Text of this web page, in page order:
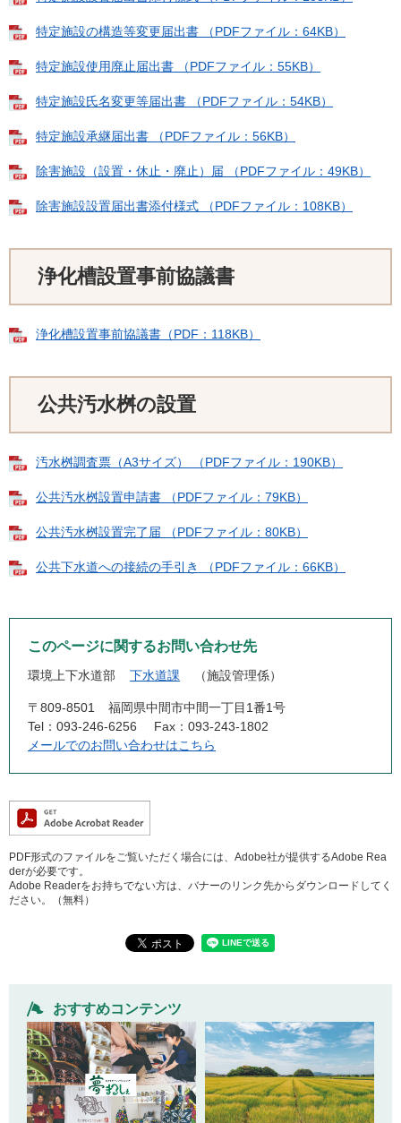
特定施設の構造等変更届出書 （PDFファイル：64KB）
特定施設使用廃止届出書 （PDFファイル：55KB）
特定施設氏名変更等届出書 （PDFファイル：54KB）
特定施設承継届出書 （PDFファイル：56KB）
除害施設（設置・休止・廃止）届 （PDFファイル：49KB）
除害施設設置届出書添付様式 （PDFファイル：108KB）
浄化槽設置事前協議書
浄化槽設置事前協議書（PDF：118KB）
公共汚水桝の設置
汚水桝調査票（A3サイズ） （PDFファイル：190KB）
公共汚水桝設置申請書 （PDFファイル：79KB）
公共汚水桝設置完了届 （PDFファイル：80KB）
公共下水道への接続の手引き （PDFファイル：66KB）
このページに関するお問い合わせ先
環境上下水道部 下水道課 施設管理係
〒809-8501
福岡県中間市中間一丁目1番1号
Tel：093-246-6256
Fax：093-243-1802
メールでのお問い合わせはこちら
PDF形式のファイルをご覧いただく場合には、Adobe社が提供するAdobe Rea
derが必要です。
Adobe Readerをお持ちでない方は、バナーのリンク先からダウンロードしてく
ださい。（無料）
おすすめコンテンツ